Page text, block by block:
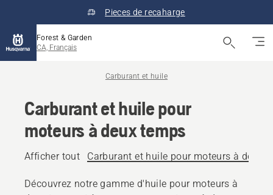
Pieces de recaharge
Forest & Garden
CA, Français
Carburant et huile
Carburant et huile pour
moteurs à deux temps
Afficher tout Carburant et huile pour moteurs à deux
Découvrez notre gamme d'huile pour moteurs à